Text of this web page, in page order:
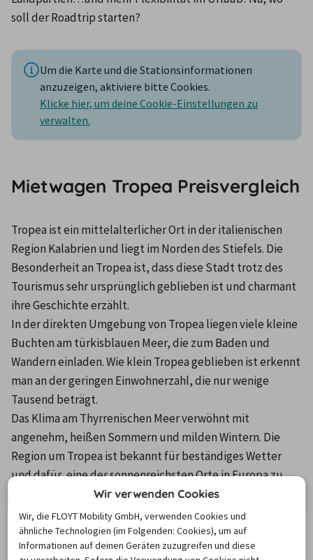
soll der Roadtrip starten?
Um die Karte und die Stationsinformationen
anzuzeigen, aktiviere bitte Cookies.
Klicke hier, um deine Cookie-Einstellungen zu
verwalten.
Mietwagen Tropea Preisvergleich
Tropea ist ein mittelalterlicher Ort in der italienischen
Region Kalabrien und liegt im Norden des Stiefels. Die
Besonderheit an Tropea ist, dass diese Stadt trotz des
Tourismus sehr ursprünglich geblieben ist und charmant
ihre Geschichte erzählt.
In der direkten Umgebung von Tropea liegen viele kleine
Buchten am türkisblauen Meer, die zum Baden und
Wandern einladen. Wie klein Tropea geblieben ist erkennt
man an der geringen Einwohnerzahl, die nur wenige
Tausend beträgt.
Das Klima am Thyrrenischen Meer verwöhnt mit
angenehm, heißen Sommern und milden Wintern. Die
Region um Tropea ist bekannt für beständiges Wetter
und dafür, eine der sonnenreichsten Orte in Europa zu
Bei Anreise nach Tropea einen
Mietwagen buchen
Wir verwenden Cookies
Wir, die FLOYT Mobility GmbH, verwenden Cookies und
ähnliche Technologien (im Folgenden: Cookies), um auf
Informationen auf deinen Geräten zuzugreifen und diese